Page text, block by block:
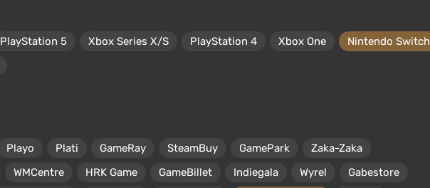
PlayStation 5 Xbox Series X/S PlayStation 4 Xbox One
Nintendo Switch
Playo Plati GameRay SteamBuy GamePark
Zaka-Zaka
WMCentre HRK Game GameBillet Indiegala Wyrel
Gabestore